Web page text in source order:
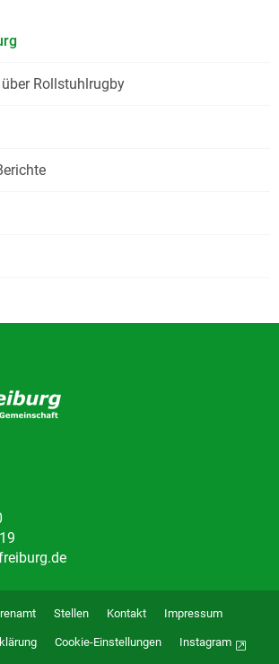
Rollstuhlrugby
Stellen Kontakt Impressum
Cookie-Einstellungen Instagram